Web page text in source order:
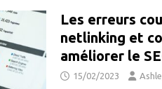
Les erreurs
netlinking et
améliorer le
15/02/2023